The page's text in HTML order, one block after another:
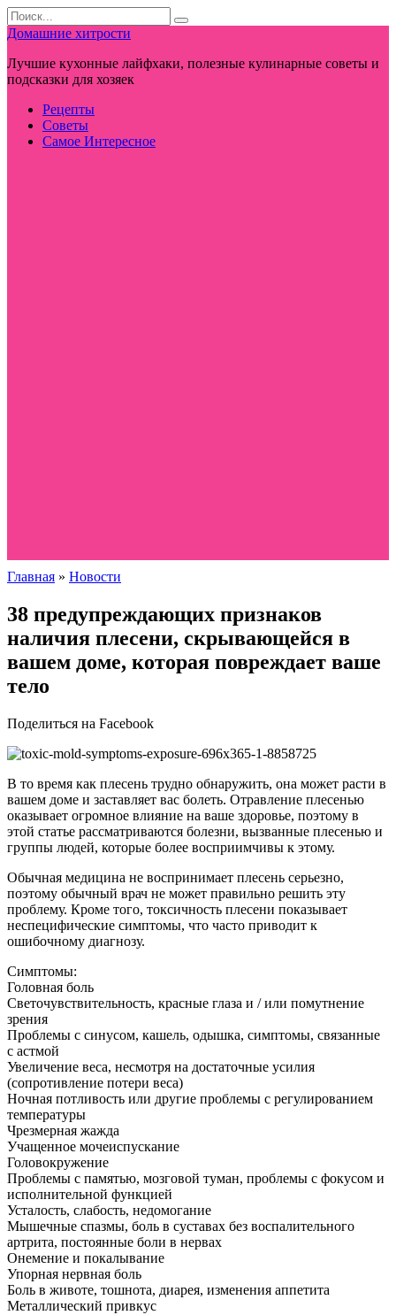
Перейти
к
контенту
Search
for:
Домашние хитрости
Лучшие кухонные лайфхаки, полезные кулинарные советы и
подсказки для хозяек
Рецепты
Советы
Самое Интересное
Главная » Новости
38 предупреждающих признаков
наличия плесени, скрывающейся в
вашем доме, которая повреждает ваше
тело
Поделиться на Facebook
В то время как плесень трудно обнаружить, она может расти в
вашем доме и заставляет вас болеть. Отравление плесенью
оказывает огромное влияние на ваше здоровье, поэтому в
этой статье рассматриваются болезни, вызванные плесенью и
группы людей, которые более восприимчивы к этому.
Обычная медицина не воспринимает плесень серьезно,
поэтому обычный врач не может правильно решить эту
проблему. Кроме того, токсичность плесени показывает
неспецифические симптомы, что часто приводит к
ошибочному диагнозу.
Симптомы:
Головная боль
Светочувствительность, красные глаза и / или помутнение
зрения
Проблемы с синусом, кашель, одышка, симптомы, связанные
с астмой
Увеличение веса, несмотря на достаточные усилия
(сопротивление потери веса)
Ночная потливость или другие проблемы с регулированием
температуры
Чрезмерная жажда
Учащенное мочеиспускание
Головокружение
Проблемы с памятью, мозговой туман, проблемы с фокусом и
исполнительной функцией
Усталость, слабость, недомогание
Мышечные спазмы, боль в суставах без воспалительного
артрита, постоянные боли в нервах
Онемение и покалывание
Упорная нервная боль
Боль в животе, тошнота, диарея, изменения аппетита
Металлический привкус